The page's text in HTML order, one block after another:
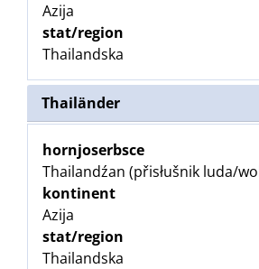
Azija
stat/region
Thailandska
Thailänder
hornjoserbsce
Thailandźan (přisłušnik luda/
kontinent
Azija
stat/region
Thailandska